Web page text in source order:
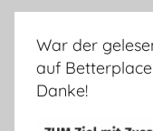
War der
auf
Danke!